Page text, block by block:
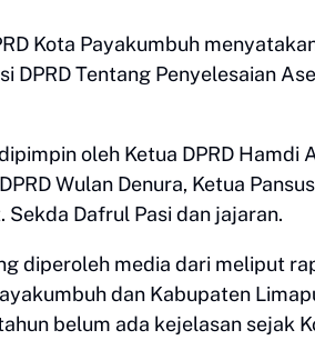
Kota Payakumbuh
DPRD Tentang Penyelesaian
oleh Ketua DPRD Hamdi
Wulan Denura, Ketua
Sekda Dafrul Pasi dan jajaran.
diperoleh media dari meliput
dan Kabupaten
belum ada kejelasan sejak